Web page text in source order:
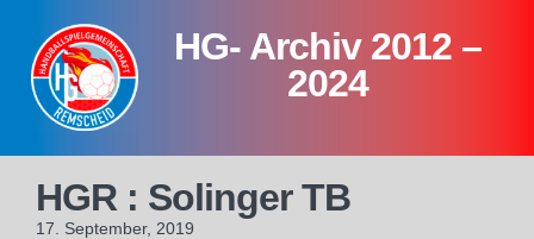
content
HG- Archiv 2012 –
2024
HGR : Solinger TB
17. September, 2019